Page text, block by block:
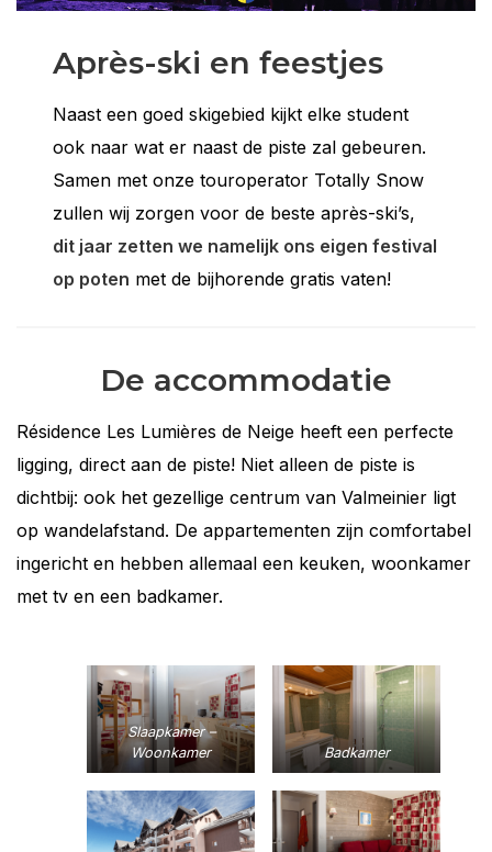
Après-ski en feestjes
Naast een goed skigebied kijkt elke student
ook naar wat er naast de piste zal gebeuren.
Samen met onze touroperator Totally Snow
zullen wij zorgen voor de beste après-ski’s,
dit jaar zetten we namelijk ons eigen festival
op poten met de bijhorende gratis vaten!
De accommodatie
Résidence Les Lumières de Neige heeft een perfecte
ligging, direct aan de piste! Niet alleen de piste is
dichtbij: ook het gezellige centrum van Valmeinier ligt
op wandelafstand. De appartementen zijn comfortabel
ingericht en hebben allemaal een keuken, woonkamer
met tv en een badkamer.
Slaapkamer –
Woonkamer
Badkamer